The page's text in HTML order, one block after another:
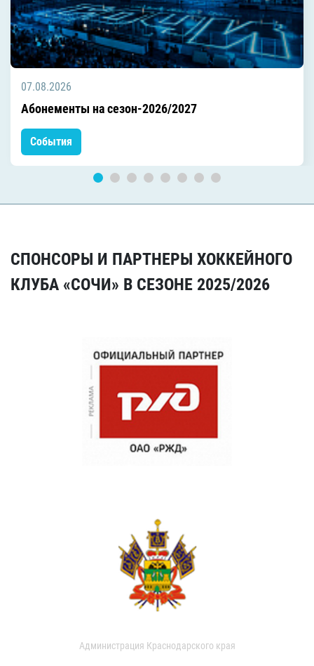
07.08.2026
Абонементы на сезон-2026/2027
События
СПОНСОРЫ И ПАРТНЕРЫ ХОККЕЙНОГО
КЛУБА «СОЧИ» В СЕЗОНЕ 2025/2026
Администрация Краснодарского края